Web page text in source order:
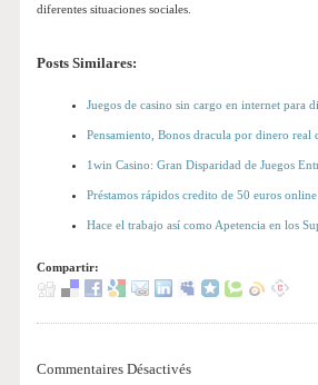
diferentes situaciones sociales.
Posts Similares:
Juegos de casino sin cargo en internet para
Pensamiento, Bonos dracula por dinero real
1win Casino: Gran Disparidad de Juegos
Préstamos rápidos credito de 50 euros online
Hace el trabajo así­ como Apetencia en los
Compartir:
Commentaires Désactivés